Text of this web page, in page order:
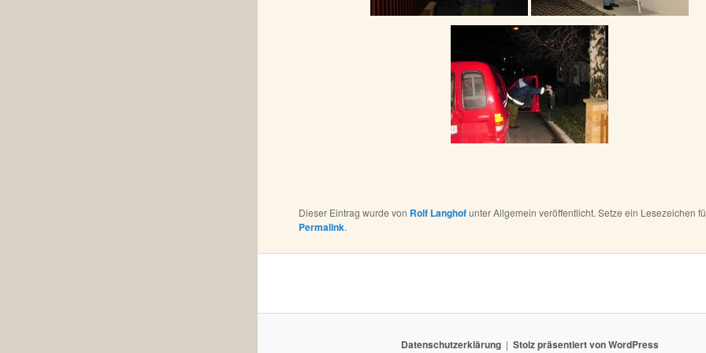
Dieser Eintrag wurde von Rolf Langhofunter Allgemein veröffentlicht. Setze ein Lesezeichen
Permalink.
Datenschutzerklärung Stolz präsentiert von WordPress